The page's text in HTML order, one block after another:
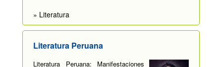
» Literatura
Literatura Peruana
Literatura Peruana: Manifestaciones